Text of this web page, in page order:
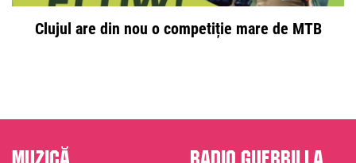
Clujul are din nou o competiție mare de MTB
Muzică Radio Guerrilla